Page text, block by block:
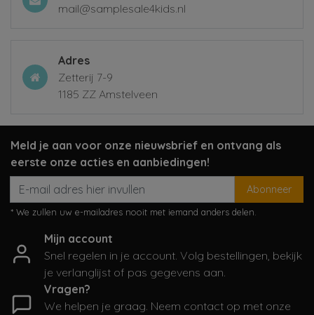
mail@samplesale4kids.nl
Adres
Zetterij 7-9
1185 ZZ Amstelveen
Meld je aan voor onze nieuwsbrief en ontvang als
eerste onze acties en aanbiedingen!
Abonneer
* We zullen uw e-mailadres nooit met iemand anders delen.
Mijn account
Snel regelen in je account. Volg bestellingen, bekijk
je verlanglijst of pas gegevens aan.
Vragen?
We helpen je graag. Neem contact op met onze